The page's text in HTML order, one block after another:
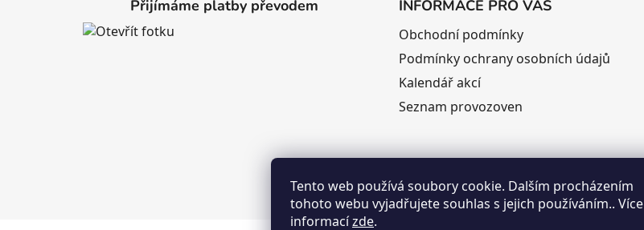
Tento web používá soubory cookie. Dalším procházením
tohoto webu vyjadřujete souhlas s jejich používáním.. Více
informacízde.
Přijímáme platby převodem INFORMACE PRO VÁS
Obchodní podmínky
Podmínky ochrany osobních údajů
Kalendář akcí
Seznam provozoven